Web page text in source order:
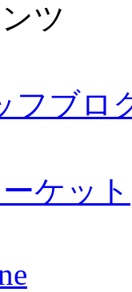
ツ
フブロ
ケット